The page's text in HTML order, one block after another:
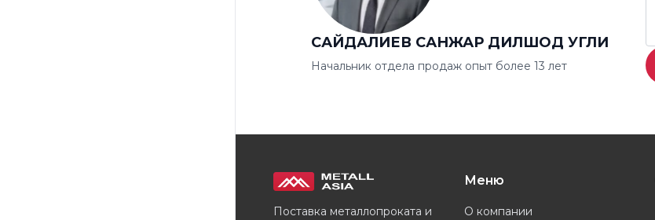
САЙДАЛИЕВ САНЖАР ДИЛШОД УГЛИ
Начальник отдела продаж опыт более 13 лет
Поставка металлопроката и
Меню
О компании